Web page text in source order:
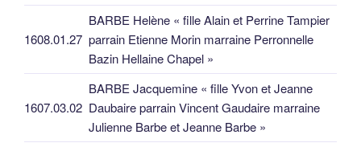
1608.01.27
BARBE Helène « fille Alain et Perrine Tampier
parrain Etienne Morin marraine Perronnelle
Bazin Hellaine Chapel »
1607.03.02
BARBE Jacquemine « fille Yvon et Jeanne
Daubaire parrain Vincent Gaudaire marraine
Julienne Barbe et Jeanne Barbe »